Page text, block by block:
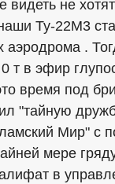
видеть не
Ту-22М3
аэродрома .
т в эфир
время под
"тайную
Мир" с
мере
в